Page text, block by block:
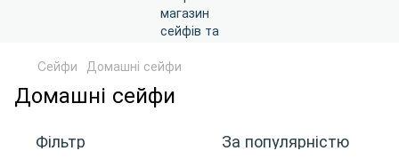
Cейфи Домашні сейфи
Домашні сейфи
Фільтр За популярністю